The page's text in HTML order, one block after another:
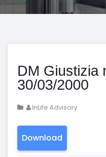
DM Giustizia
30/03/2000
InLife Advisory
Download